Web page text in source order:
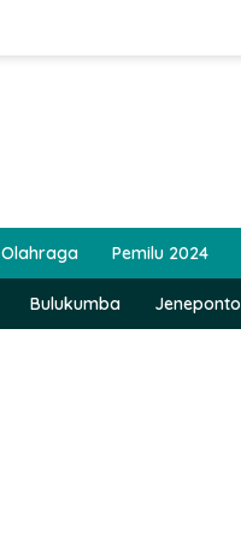
Olahraga Pemilu 2024
Bulukumba Jeneponto